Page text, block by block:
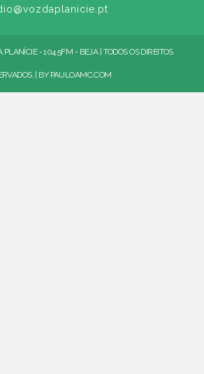
- 104.5FM - BEJA | TODOS OS DIREITOS
| BY PAULOAMC.COM